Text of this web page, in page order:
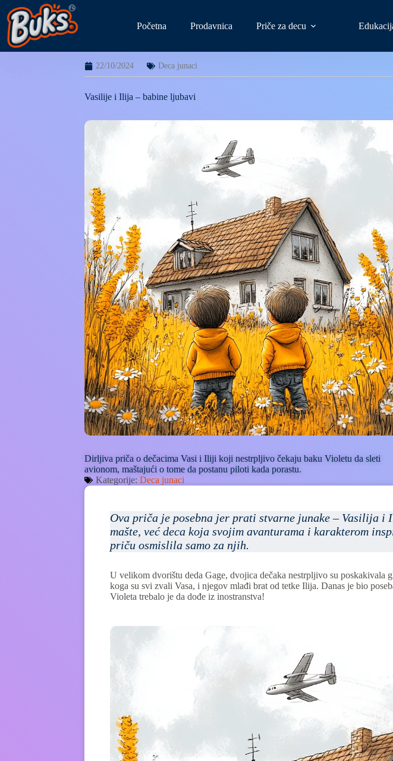
Početna Prodavnica Priče za decu
22/10/2024 Deca junaci
Vasilije i Ilija – babine ljubavi
Dirljiva priča o dečacima Vasi i Iliji koji nestrpljivo čekaju baku Violetu da sleti
avionom, maštajući o tome da postanu piloti kada porastu.
Kategorije: Deca junaci
Ova priča je posebna jer prati stvarne junake – Vasilija
mašte, već deca koja svojim avanturama i karakterom
priču osmislila samo za njih.
U velikom dvorištu deda Gage, dvojica dečaka nestrpljivo su poskakivala
koga su svi zvali Vasa, i njegov mlađi brat od tetke Ilija. Danas je bio
Violeta trebalo je da dođe iz inostranstva!